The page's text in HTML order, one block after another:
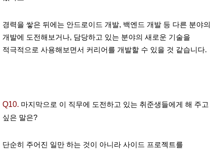
경력을 쌓은 뒤에는 안드로이드 개발, 백엔드 개발 등 다른 분야의
개발에 도전해보거나, 담당하고 있는 분야의 새로운 기술을
적극적으로 사용해보면서 커리어를 개발할 수 있을 것 같습니다.
Q10. 마지막으로 이 직무에 도전하고 있는 취준생들에게 해 주고
싶은 말은?
단순히 주어진 일만 하는 것이 아니라 사이드 프로젝트를